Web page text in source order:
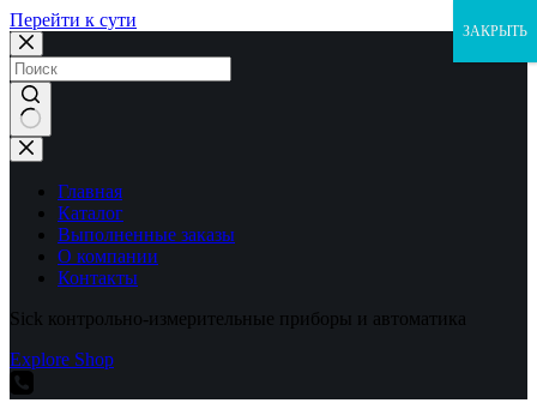
Перейти к сути
Ничего
не
найденоГлавная
Каталог
Выполненные заказы
О компании
Контакты
Sick контрольно-измерительные приборы и автоматика
Explore Shop
ЗАКРЫТЬ